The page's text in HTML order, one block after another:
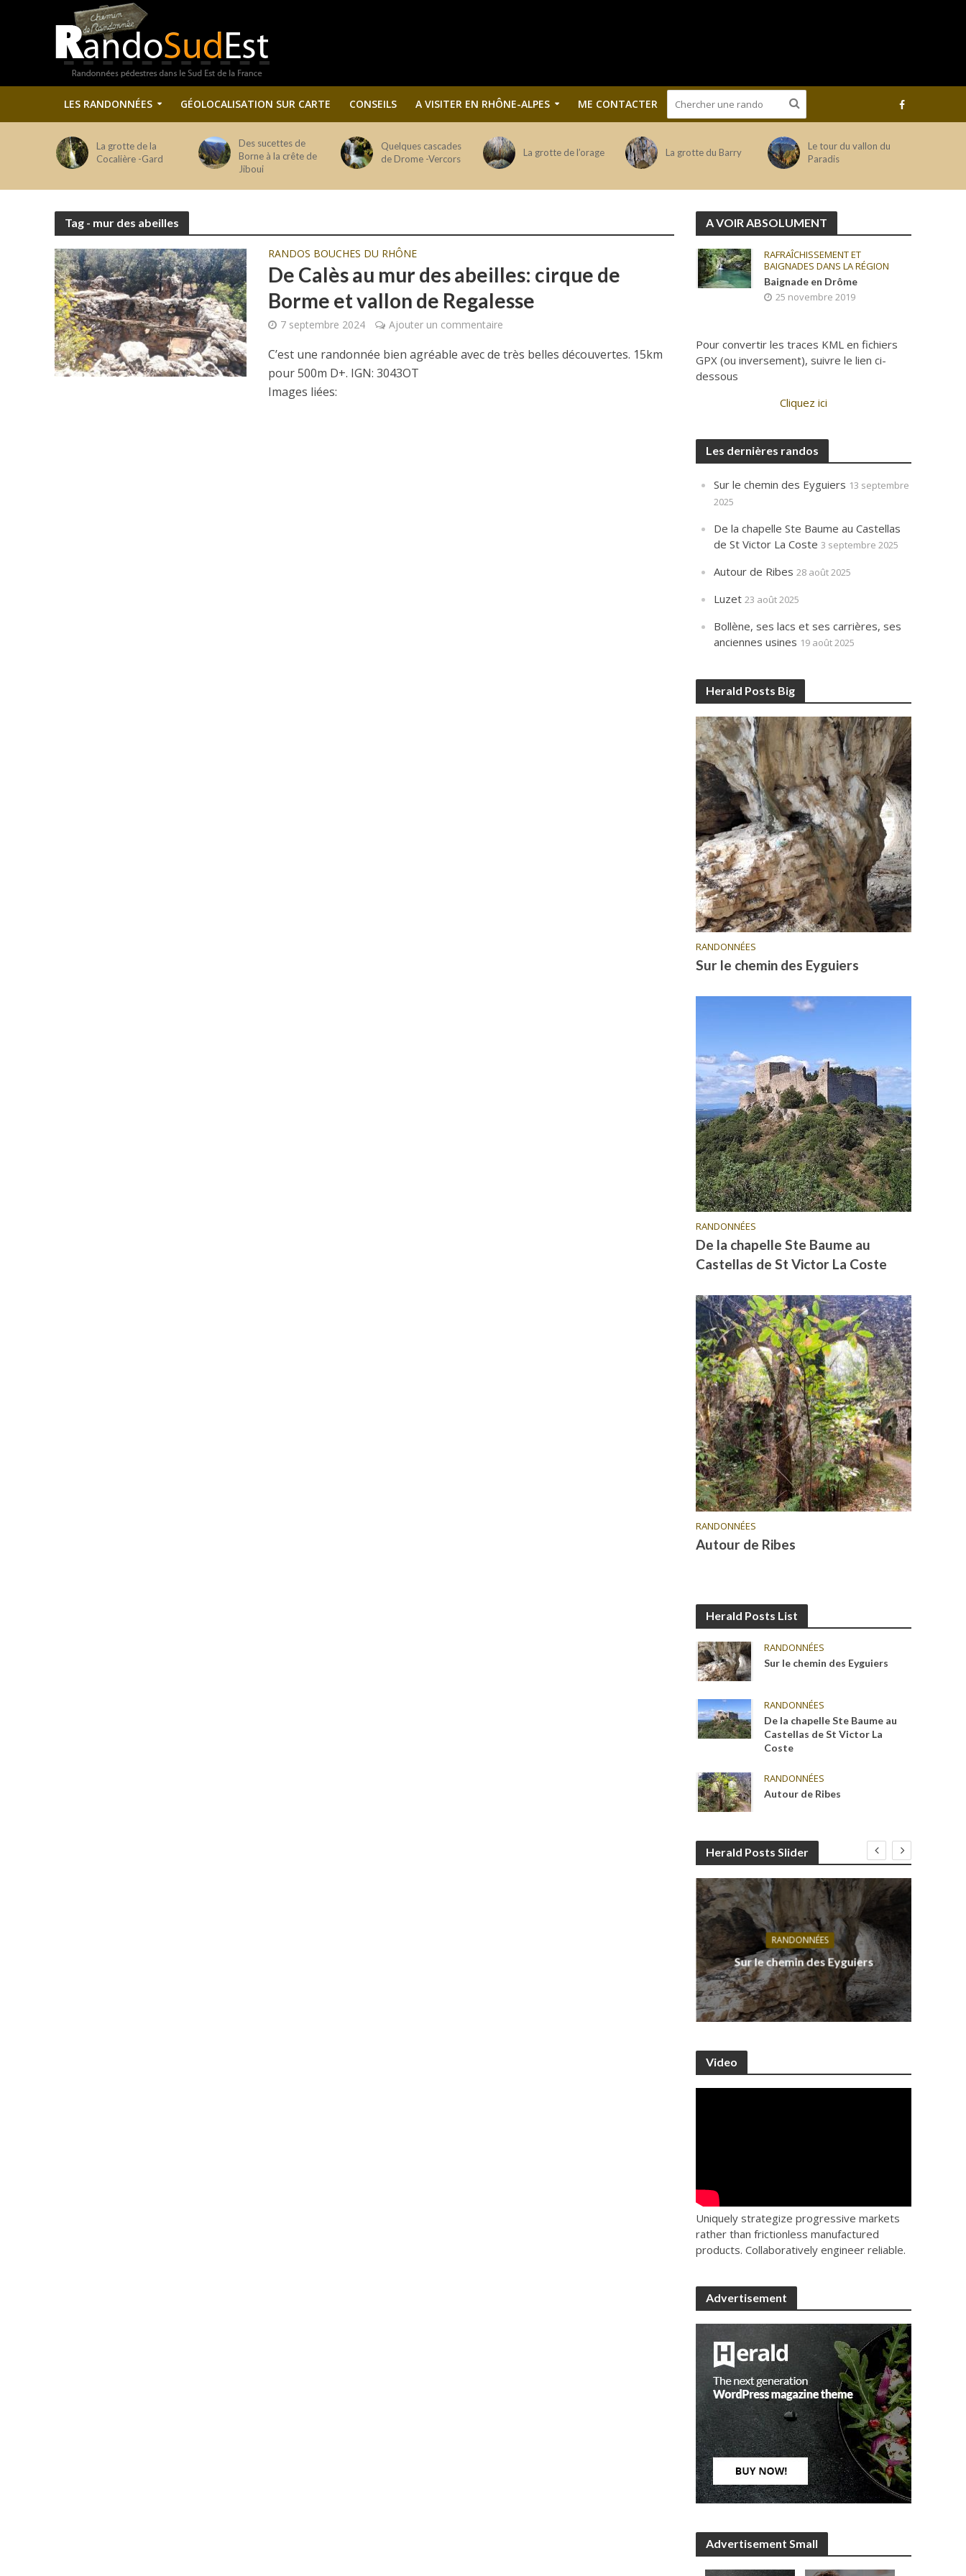
LES RANDONNÉES GÉOLOCALISATION SUR CARTE CONSEILS A VISITER EN RHÔNE-ALPES ME CONTACTER
La grotte de la
Cocalière -Gard
Des sucettes de
Borne à la crête de
Jiboui
Quelques cascades
de Drome -Vercors
La grotte de l’orage La grotte du Barry
Le tour du vallon du
Paradis
Tag - mur des abeilles
RANDOS BOUCHES DU RHÔNE
De Calès au mur des abeilles: cirque de
Borme et vallon de Regalesse
7 septembre 2024 Ajouter un commentaire
C’est une randonnée bien agréable avec de très belles découvertes. 15km
pour 500m D+. IGN: 3043OT
Images liées:
A VOIR ABSOLUMENT
RAFRAÎCHISSEMENT ET
BAIGNADES DANS LA RÉGION
Baignade en Drôme
25 novembre 2019
Pour convertir les traces KML en fichiers
GPX (ou inversement), suivre le lien ci-
dessous
Cliquez ici
Les dernières randos
Sur le chemin des Eyguiers 13 septembre
2025
De la chapelle Ste Baume au Castellas
de St Victor La Coste 3 septembre 2025
Autour de Ribes 28 août 2025
Luzet 23 août 2025
Bollène, ses lacs et ses carrières, ses
anciennes usines 19 août 2025
Herald Posts Big
RANDONNÉES
Sur le chemin des Eyguiers
RANDONNÉES
De la chapelle Ste Baume au
Castellas de St Victor La Coste
RANDONNÉES
Autour de Ribes
Herald Posts List
RANDONNÉES
Sur le chemin des Eyguiers
RANDONNÉES
De la chapelle Ste Baume au
Castellas de St Victor La
Coste
RANDONNÉES
Autour de Ribes
Herald Posts Slider
RANDONNÉES
Sur le chemin des Eyguiers
Video
Uniquely strategize progressive markets
rather than frictionless manufactured
products. Collaboratively engineer reliable.
Advertisement
Advertisement Small